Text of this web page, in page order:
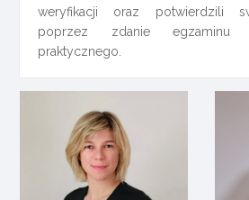
weryfikacji oraz potwierdzili
poprzez zdanie egzaminu
praktycznego.